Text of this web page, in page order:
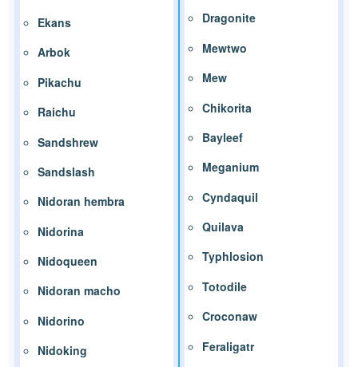
Ekans
Arbok
Pikachu
Raichu
Sandshrew
Sandslash
Nidoran hembra
Nidorina
Nidoqueen
Nidoran macho
Nidorino
Nidoking
Dragonite
Mewtwo
Mew
Chikorita
Bayleef
Meganium
Cyndaquil
Quilava
Typhlosion
Totodile
Croconaw
Feraligatr